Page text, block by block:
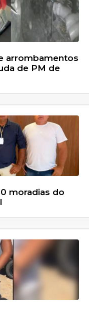
arrombamentos
de PM de
moradias do